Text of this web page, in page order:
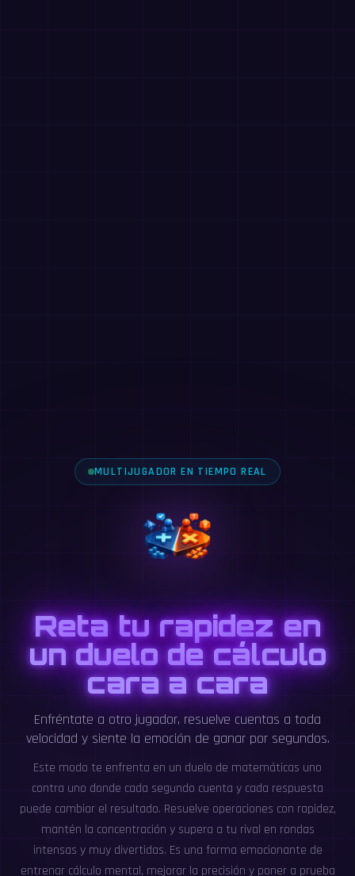
MULTIJUGADOR EN TIEMPO REAL
Reta tu rapidez en
un duelo de cálculo
cara a cara
Enfréntate a otro jugador, resuelve cuentas a toda
velocidad y siente la emoción de ganar por segundos.
Este modo te enfrenta en un duelo de matemáticas uno
contra uno donde cada segundo cuenta y cada respuesta
puede cambiar el resultado. Resuelve operaciones con rapidez,
mantén la concentración y supera a tu rival en rondas
intensas y muy divertidas. Es una forma emocionante de
entrenar cálculo mental, mejorar la precisión y poner a prueba